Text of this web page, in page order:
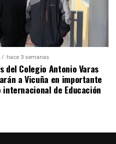
hace 3 semanas
del Colegio Antonio Varas
a Vicuña en importante
de Educación